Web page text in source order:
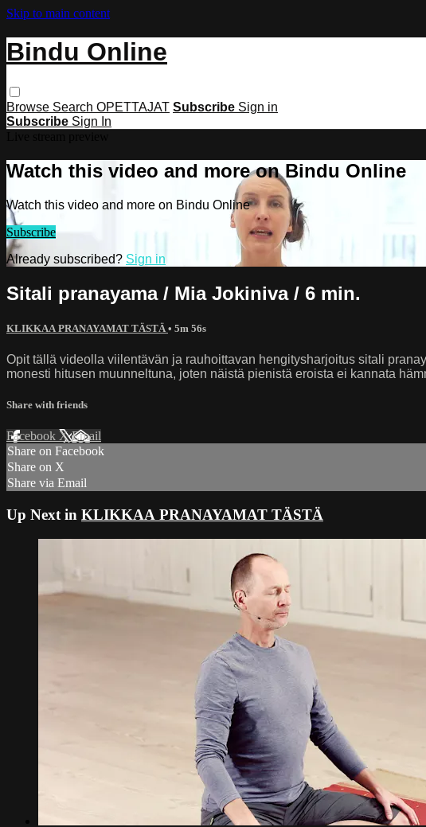
Skip to main content
Bindu Online
Browse Search OPETTAJAT Subscribe Sign in
Subscribe Sign In
Watch this video and more on Bindu Online
Watch this video and more on Bindu Online
Subscribe
Already subscribed? Sign in
Sitali pranayama / Mia Jokiniva / 6 min.
KLIKKAA PRANAYAMAT TÄSTÄ • 5m 56s
Opit tällä videolla viilentävän ja rauhoittavan hengitysharjoitus sitali
monesti hitusen muunneltuna, joten näistä pienistä eroista ei kannata
Share with friends
Facebook XEmail
Share on Facebook
Share on X
Share via Email
Up Next in KLIKKAA PRANAYAMAT TÄSTÄ